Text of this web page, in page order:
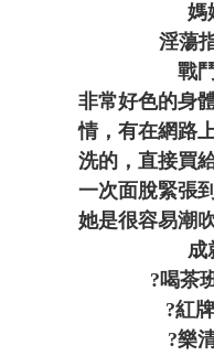
媽
淫蕩
戰
非常好色的身
情，有在網路
洗的，直接買
一次面脫緊張
她是很容易潮
成
?喝茶
?紅
?樂